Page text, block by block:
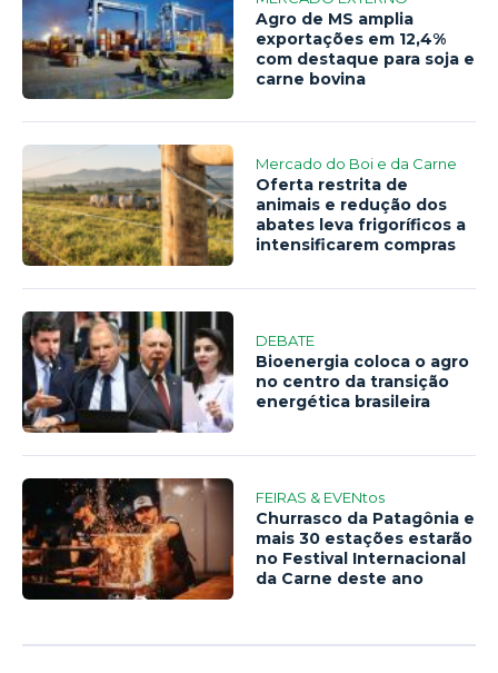
Agro de MS amplia
exportações em 12,4%
com destaque para soja e
carne bovina
Mercado do Boi e da Carne
Oferta restrita de
animais e redução dos
abates leva frigoríficos a
intensificarem compras
DEBATE
Bioenergia coloca o agro
no centro da transição
energética brasileira
FEIRAS & EVENtos
Churrasco da Patagônia e
mais 30 estações estarão
no Festival Internacional
da Carne deste ano